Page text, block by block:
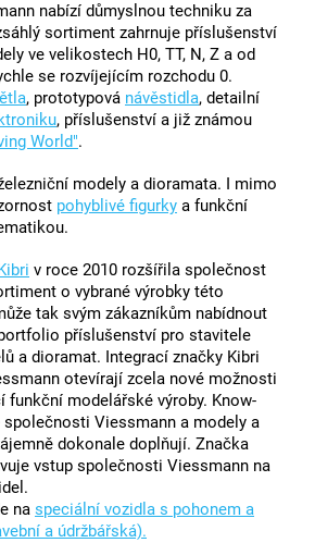
nabízí důmyslnou techniku za
sortiment zahrnuje příslušenství
ve velikostech H0, TT, N, Z a od
se rozvíjejícím rozchodu 0.
, prototypová návěstidla, detailní
, příslušenství a již známou
World".
modely a dioramata. I mimo
pohyblivé figurky a funkční
Kibri v roce 2010 rozšířila společnost
o vybrané výrobky této
tak svým zákazníkům nabídnout
příslušenství pro stavitele
a dioramat. Integrací značky Kibri
otevírají zcela nové možnosti
funkční modelářské výroby. Know-
Viessmann a modely a
dokonale doplňují. Značka
vstup společnosti Viessmann na
na speciální vozidla s pohonem a
a údržbářská).